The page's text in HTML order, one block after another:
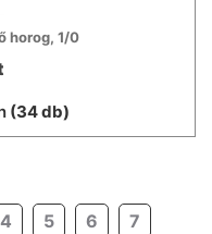
horog, 1/0
(34 db)
4 5 6 7